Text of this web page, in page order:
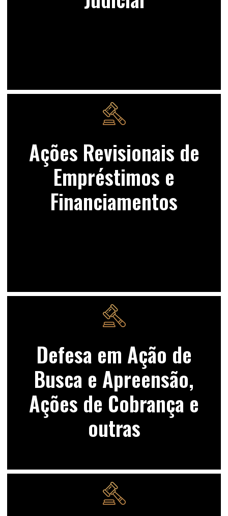
Ações Revisionais de
Empréstimos e
Financiamentos
Defesa em Ação de
Busca e Apreensão,
Ações de Cobrança e
outras